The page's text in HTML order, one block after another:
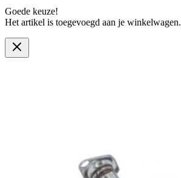
Goede keuze!
Het artikel is toegevoegd aan je winkelwagen.